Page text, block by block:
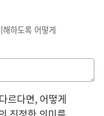
하도록 어떻게
르다면, 어떻게